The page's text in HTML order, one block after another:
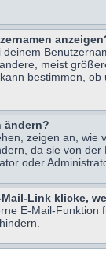
meist
bestimmen,
ändern?
zeigen an,
da sie von
oder
Link klicke,
E-Mail-